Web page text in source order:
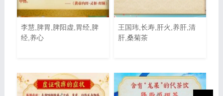
李慧,脾胃,脾阳虚,胃经,脾
经,养心
王国玮,长寿,肝火,养肝,清
肝,桑菊茶